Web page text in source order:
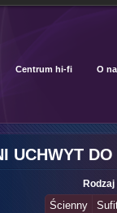
Centrum hi-fi O
UCHWYT